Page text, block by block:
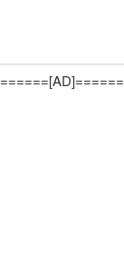
======[AD]======